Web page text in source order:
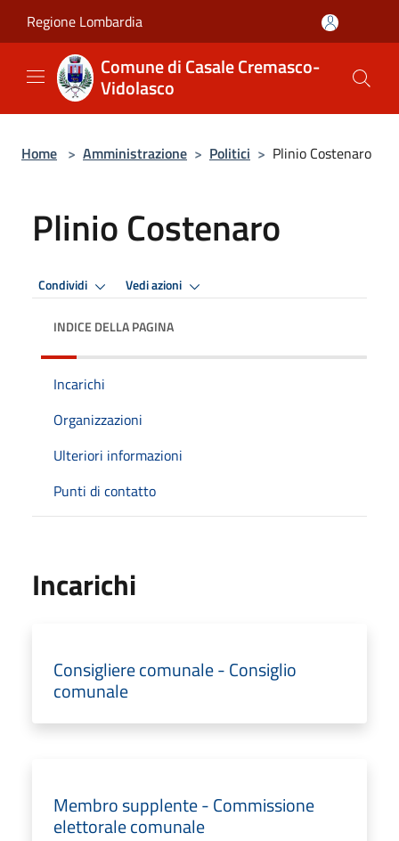
Regione Lombardia
Comune di Casale Cremasco-
Vidolasco
Home > Amministrazione > Politici > Plinio Costenaro
Plinio Costenaro
Condividi Vedi azioni
INDICE DELLA PAGINA
Incarichi
Organizzazioni
Ulteriori informazioni
Punti di contatto
Incarichi
Consigliere comunale - Consiglio
comunale
Membro supplente - Commissione
elettorale comunale